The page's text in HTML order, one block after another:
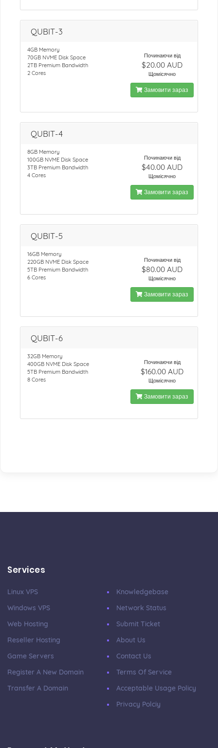
QUBIT-3
4GB Memory
70GB NVME Disk Space
2TB Premium Bandwidth
2 Cores
Починаючи від
$20.00 AUD
Щомісячно
Замовити зараз
QUBIT-4
8GB Memory
100GB NVME Disk Space
3TB Premium Bandwidth
4 Cores
Починаючи від
$40.00 AUD
Щомісячно
Замовити зараз
QUBIT-5
16GB Memory
220GB NVME Disk Space
5TB Premium Bandwidth
6 Cores
Починаючи від
$80.00 AUD
Щомісячно
Замовити зараз
QUBIT-6
32GB Memory
400GB NVME Disk Space
5TB Premium Bandwidth
8 Cores
Починаючи від
$160.00 AUD
Щомісячно
Замовити зараз
Services
Linux VPS
Windows VPS
Web Hosting
Reseller Hosting
Game Servers
Register A New Domain
Transfer A Domain
Knowledgebase
Network Status
Submit Ticket
About Us
Contact Us
Terms Of Service
Acceptable Usage Policy
Privacy Polciy